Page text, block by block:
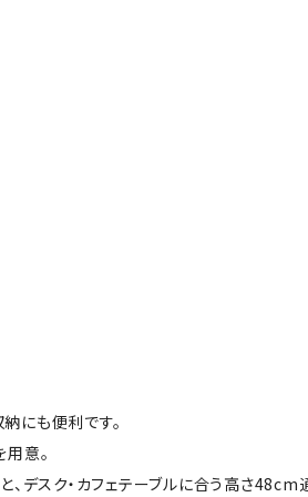
にも便利です。
意。
デスク・カフェテーブルに合う高さ48cm